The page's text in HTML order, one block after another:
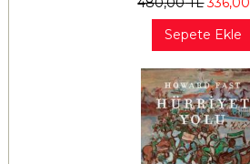
Sepete Ekle